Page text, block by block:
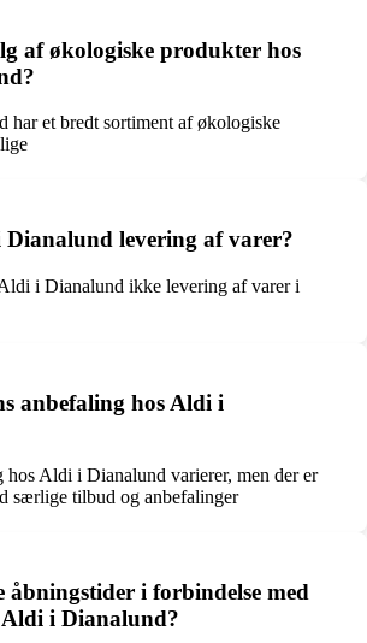
af økologiske produkter hos
har et bredt sortiment af økologiske
levering af varer?
i Dianalund ikke levering af varer i
anbefaling hos Aldi i
hos Aldi i Dianalund varierer, men der er
særlige tilbud og anbefalinger
åbningstider i forbindelse med
Aldi i Dianalund?